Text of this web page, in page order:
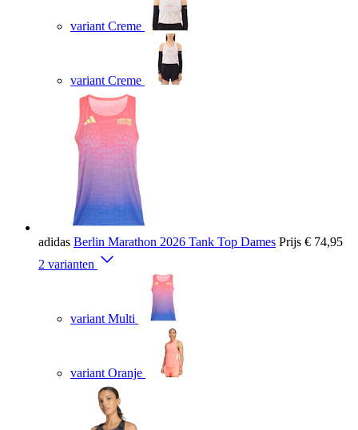
variant Creme
variant Creme
adidas Berlin Marathon 2026 Tank Top Dames Prijs € 74,95
2 varianten
variant Multi
variant Oranje